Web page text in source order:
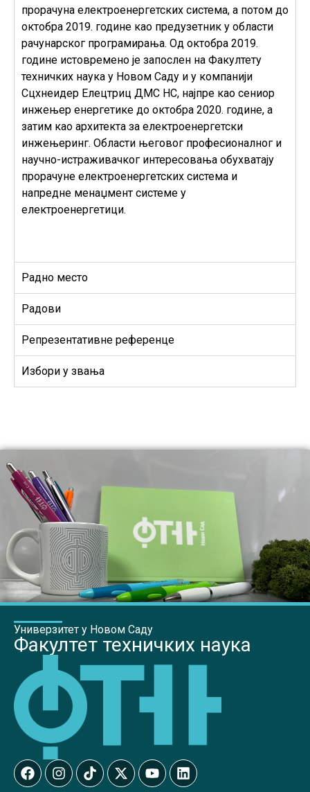
прорачуна електроенергетских система, а потом до
октобра 2019. године као предузетник у области
рачунарског програмирања. Од октобра 2019.
године истовремено је запослен на Факултету
техничких наука у Новом Саду и у компанији
Сцхнеидер Елецтриц ДМС НС, најпре као сениор
инжењер енергетике до октобра 2020. године, а
затим као архитекта за електроенергетски
инжењеринг. Области његовог професионалног и
научно-истраживачког интересовања обухватају
прорачуне електроенергетских система и
напредне менаџмент системе у
електроенергетици.
Радно место
Радови
Репрезентативне референце
Избори у звања
Универзитет у Новом Саду
Факултет техничких наука